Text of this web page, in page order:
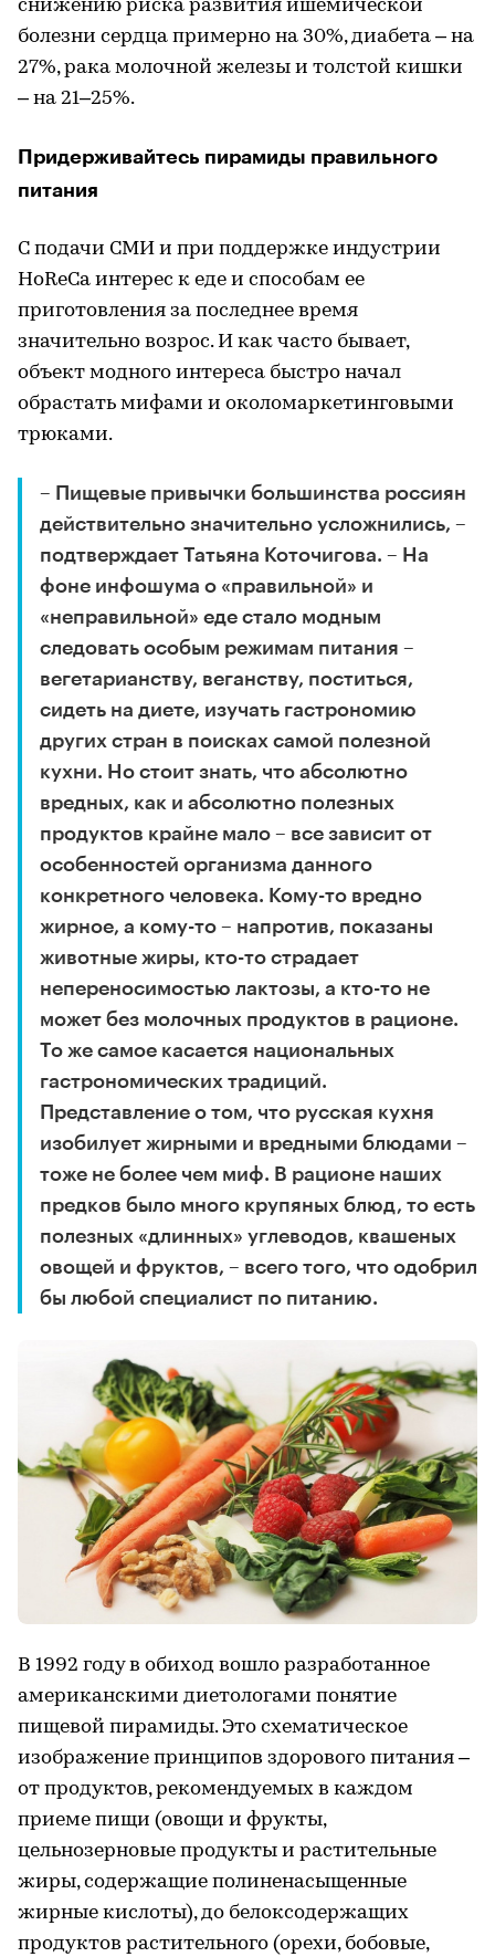
снижению риска развития ишемической
болезни сердца примерно на 30%, диабета – на
27%, рака молочной железы и толстой кишки
– на 21–25%.
Придерживайтесь пирамиды правильного
питания
С подачи СМИ и при поддержке индустрии
HoReCa интерес к еде и способам ее
приготовления за последнее время
значительно возрос. И как часто бывает,
объект модного интереса быстро начал
обрастать мифами и околомаркетинговыми
трюками.
– Пищевые привычки большинства россиян
действительно значительно усложнились, –
подтверждает Татьяна Коточигова. – На
фоне инфошума о «правильной» и
«неправильной» еде стало модным
следовать особым режимам питания –
вегетарианству, веганству, поститься,
сидеть на диете, изучать гастрономию
других стран в поисках самой полезной
кухни. Но стоит знать, что абсолютно
вредных, как и абсолютно полезных
продуктов крайне мало – все зависит от
особенностей организма данного
конкретного человека. Кому-то вредно
жирное, а кому-то – напротив, показаны
животные жиры, кто-то страдает
непереносимостью лактозы, а кто-то не
может без молочных продуктов в рационе.
То же самое касается национальных
гастрономических традиций.
Представление о том, что русская кухня
изобилует жирными и вредными блюдами –
тоже не более чем миф. В рационе наших
предков было много крупяных блюд, то есть
полезных «длинных» углеводов, квашеных
овощей и фруктов, – всего того, что одобрил
бы любой специалист по питанию.
В 1992 году в обиход вошло разработанное
американскими диетологами понятие
пищевой пирамиды. Это схематическое
изображение принципов здорового питания –
от продуктов, рекомендуемых в каждом
приеме пищи (овощи и фрукты,
цельнозерновые продукты и растительные
жиры, содержащие полиненасыщенные
жирные кислоты), до белоксодержащих
продуктов растительного (орехи, бобовые,